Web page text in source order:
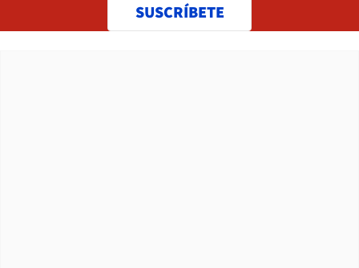
SUSCRÍBETE